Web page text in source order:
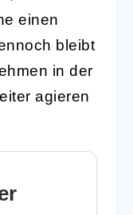
einen
bleibt
in der
agieren